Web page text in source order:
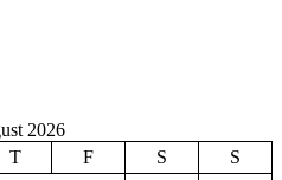
2026
T F S S